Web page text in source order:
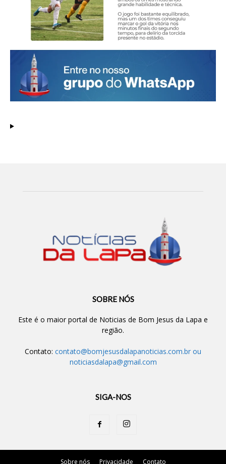
SOBRE NÓS
Este é o maior portal de Noticias de Bom Jesus da Lapa e
região.
Contato: contato@bomjesusdalapanoticias.com.br ou
noticiasdalapa@gmail.com
SIGA-NOS
Sobre nós Privacidade Contato